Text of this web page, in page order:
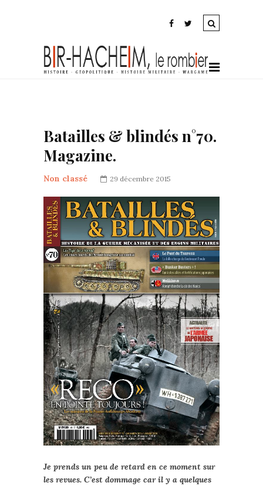
Batailles & blindés n°70.
Magazine.
Non classé 29 décembre 2015
Je prends un peu de retard en ce moment sur
les revues. C’est dommage car il y a quelques